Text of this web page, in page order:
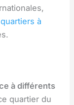
quartiers à
à différents
quartier du